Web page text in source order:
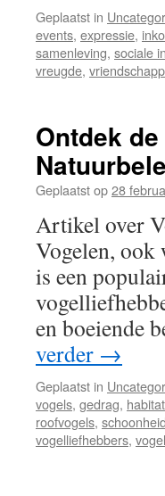
Geplaatst in
events, expressie,
samenleving, sociale
vreugde,
Ontdek
Geplaatst op28
Artikel over
Vogelen, ook
is een
en boeiende
verder →
Geplaatst in
vogels, gedrag, habitat
roofvogels,
vogelliefhebbers,